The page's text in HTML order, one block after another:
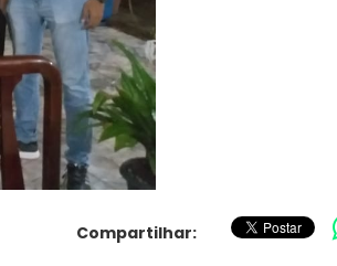
Compartilhar: